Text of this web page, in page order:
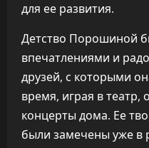
для ее развития.
Детство Порошиной
впечатлениями и
друзей, с которыми
время, играя в театр,
концерты дома. Ее
были замечены уже в